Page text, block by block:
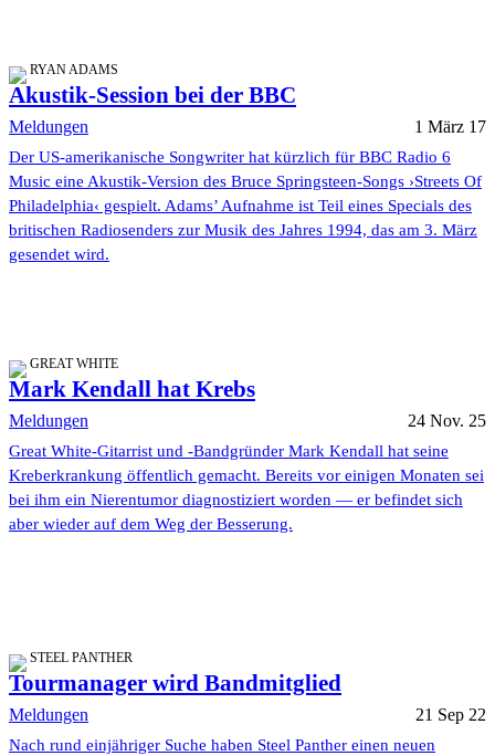
RYAN ADAMS
Akustik-Session bei der BBC
Meldungen 1 März 17
Der US-amerikanische Songwriter hat kürzlich für BBC Radio 6
Music eine Akustik-Version des Bruce Springsteen-Songs ›Streets Of
Philadelphia‹ gespielt. Adams’ Aufnahme ist Teil eines Specials des
britischen Radiosenders zur Musik des Jahres 1994, das am 3. März
gesendet wird.
GREAT WHITE
Mark Kendall hat Krebs
Meldungen 24 Nov. 25
Great White-Gitarrist und -Bandgründer Mark Kendall hat seine
Kreberkrankung öffentlich gemacht. Bereits vor einigen Monaten sei
bei ihm ein Nierentumor diagnostiziert worden — er befindet sich
aber wieder auf dem Weg der Besserung.
STEEL PANTHER
Tourmanager wird Bandmitglied
Meldungen 21 Sep 22
Nach rund einjähriger Suche haben Steel Panther einen neuen